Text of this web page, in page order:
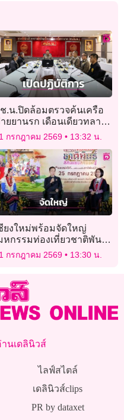
.น.ปิดล้อมตรวจค้นเครือ
ยยานรก เดือนเดียวทลาย
เครือข่าย ยึดยาบ้า 8 ล้าน
ม็ด ไอซ์ 271 โล
กรกฎาคม 2569 13:32 น.
ยงใหม่พร้อมจัดใหญ่
หกรรมท่องเที่ยวชาติพันธุ์
นแห่งล้านนา”
กรกฎาคม 2569 13:30 น.
นเดลินิวส์
ไลฟ์สไตล์
เดลินิวส์clips
PR by dataxet